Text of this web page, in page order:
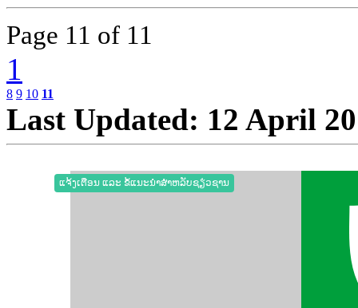
Page 11 of 11
1
8 9 10 11
Last Updated: 12 April
ແຈ້ງເຕືອນ ແລະ ຂໍ້ແນະນຳສຳຫລັບຊຽ່ວຊານ